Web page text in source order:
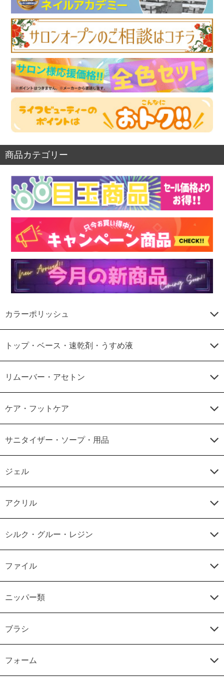
商品カテゴリー
カラーポリッシュ
トップ・ベース・速乾剤・うすめ液
リムーバー・アセトン
ケア・フットケア
サニタイザー・ソープ・用品
ジェル
アクリル
シルク・グルー・レジン
ファイル
ニッパー類
ブラシ
フォーム